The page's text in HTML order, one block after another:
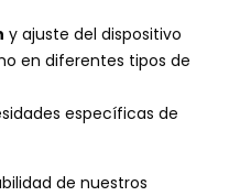
y ajuste del dispositivo
en diferentes tipos de
específicas de
de nuestros